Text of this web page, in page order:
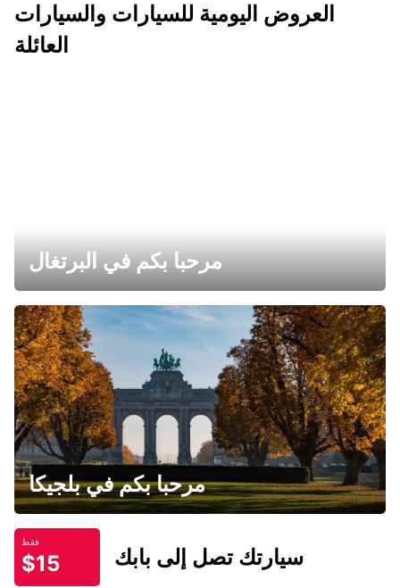
العروض اليومية للسيارات والسيارات
العائلة
مرحبا بكم في البرتغال
مرحبا بكم في بلجيكا
فقط
$15 سيارتك تصل إلى بابك